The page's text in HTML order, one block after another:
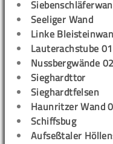
Seeliger Wand
Linke
Lauterachstube
Nussbergwände
Sieghardttor
Sieghardtfelsen
Haunritzer Wand
Schiffsbug
Aufseßtaler